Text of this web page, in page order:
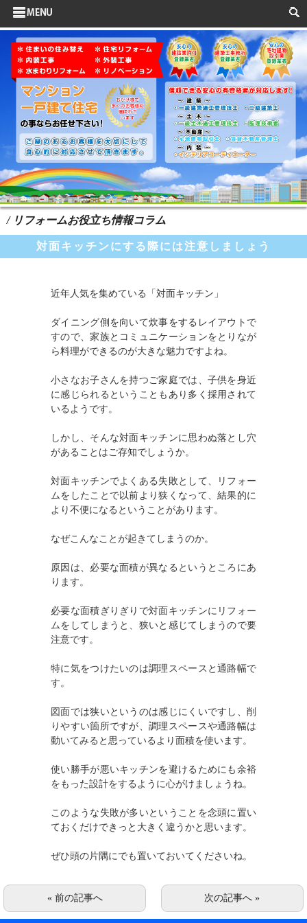
/ リフォームお役立ち情報コラム
対面キッチンにする際には注意しましょう
近年人気を集めている「対面キッチン」
ダイニング側を向いて炊事をするレイアウトで
すので、家族とコミュニケーションをとりなが
ら料理ができるのが大きな魅力ですよね。
小さなお子さんを持つご家庭では、子供を身近
に感じられるということもあり多く採用されて
いるようです。
しかし、そんな対面キッチンに思わぬ落とし穴
があることはご存知でしょうか。
対面キッチンでよくある失敗として、リフォー
ムをしたことで以前より狭くなって、結果的に
より不便になるということがあります。
なぜこんなことが起きてしまうのか。
原因は、必要な面積が異なるというところにあ
ります。
必要な面積ぎりぎりで対面キッチンにリフォー
ムをしてしまうと、狭いと感じてしまうので要
注意です。
特に気をつけたいのは調理スペースと通路幅で
す。
図面では狭いというのは感じにくいですし、削
りやすい箇所ですが、調理スペースや通路幅は
動いてみると思っているより面積を使います。
使い勝手が悪いキッチンを避けるためにも余裕
をもった設計をするように心がけましょうね。
このような失敗が多いということを念頭に置い
ておくだけできっと大きく違うかと思います。
ぜひ頭の片隅にでも置いておいてくださいね。
« 前の記事へ 次の記事へ »
サイドメニュー
お客様の声
水まわりリフォーム
ポイントリフォーム
よくある質問
HOME
検索